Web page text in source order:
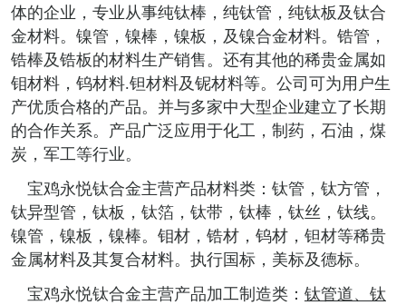
体的企业，专业从事纯钛棒，纯钛管，纯钛板及钛合
金材料。镍管，镍棒，镍板，及镍合金材料。锆管，
锆棒及锆板的材料生产销售。还有其他的稀贵金属如
钼材料，钨材料.钽材料及铌材料等。公司可为用户生
产优质合格的产品。并与多家中大型企业建立了长期
的合作关系。产品广泛应用于化工，制药，石油，煤
炭，军工等行业。
宝鸡永悦钛合金主营产品材料类：钛管，钛方管，
钛异型管，钛板，钛箔，钛带，钛棒，钛丝，钛线。
镍管，镍板，镍棒。钼材，锆材，钨材，钽材等稀贵
金属材料及其复合材料。执行国标，美标及德标。
宝鸡永悦钛合金主营产品加工制造类： 钛管道、钛